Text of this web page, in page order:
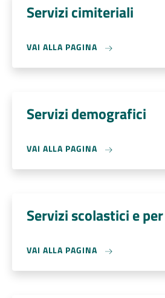
Servizi cimiteriali
VAI ALLA PAGINA
Servizi demografici
VAI ALLA PAGINA
Servizi scolastici e
VAI ALLA PAGINA